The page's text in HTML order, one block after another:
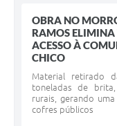
OBRA NO
RAMOS ELIMINA
ACESSO À
CHICO
Material retirado
toneladas de
rurais, gerando
cofres públicos